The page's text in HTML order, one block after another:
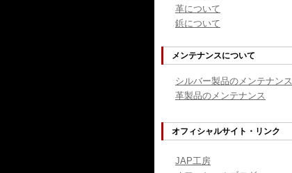
革について
鋲について
メンテナンスについて
シルバー製品のメンテナンス
革製品のメンテナンス
オフィシャルサイト・リンク
JAP工房